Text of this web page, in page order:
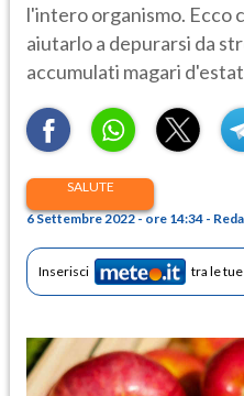
l'intero organismo. Ecco
aiutarlo a depurarsi da
accumulati magari
SALUTE
6 Settembre 2022 - ore 14:34 -
Inserisci tra le